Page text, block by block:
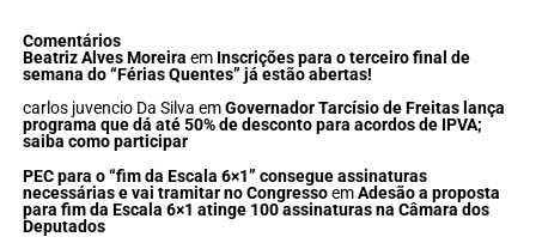
Comentários
Beatriz Alves Moreira em Inscrições para o terceiro final de
semana do “Férias Quentes” já estão abertas!
carlos juvencio Da Silva emGovernador Tarcísio de Freitas lança
programa que dá até 50% de desconto para acordos de IPVA;
saiba como participar
PEC para o “fim da Escala 6×1” consegue assinaturas
necessárias e vai tramitar no CongressoemAdesão a proposta
para fim da Escala 6×1 atinge 100 assinaturas na Câmara dos
Deputados